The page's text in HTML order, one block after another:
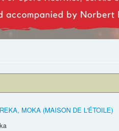
MOKA (MAISON DE L'ÉTOILE)